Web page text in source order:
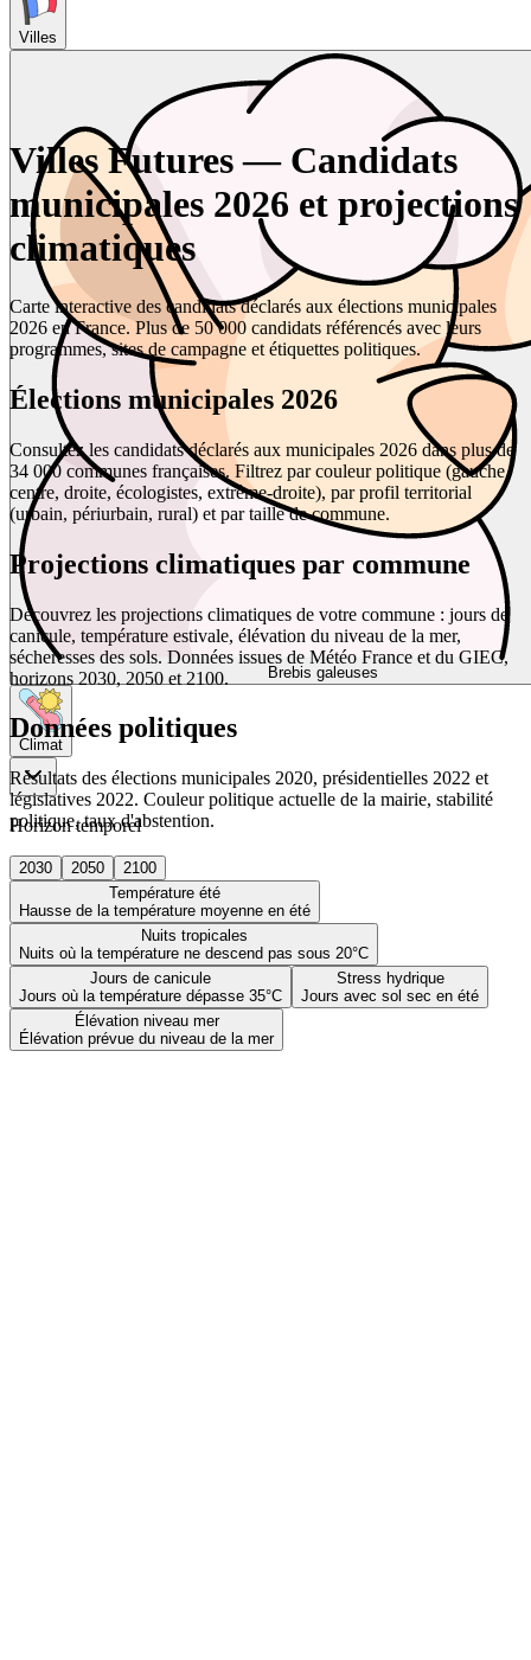
Villes
Brebis galeuses
Climat
Horizon temporel
2030 2050
2100
Température été
Hausse de la température moyenne en été
Nuits tropicales
Nuits où la température ne descend pas sous 20°C
Jours de canicule
Jours où la température dépasse 35°C
Stress hydrique
Jours avec sol sec en été
Élévation niveau mer
Élévation prévue du niveau de la mer
Villes Futures — Candidats
municipales 2026 et projections
climatiques
Carte interactive des candidats déclarés aux élections municipales
2026 en France. Plus de 50 000 candidats référencés avec leurs
programmes, sites de campagne et étiquettes politiques.
Élections municipales 2026
Consultez les candidats déclarés aux municipales 2026 dans plus de
34 000 communes françaises. Filtrez par couleur politique (gauche,
centre, droite, écologistes, extrême-droite), par profil territorial
(urbain, périurbain, rural) et par taille de commune.
Projections climatiques par commune
Découvrez les projections climatiques de votre commune : jours de
canicule, température estivale, élévation du niveau de la mer,
sécheresses des sols. Données issues de Météo France et du GIEC,
horizons 2030, 2050 et 2100.
Données politiques
Résultats des élections municipales 2020, présidentielles 2022 et
législatives 2022. Couleur politique actuelle de la mairie, stabilité
politique, taux d'abstention.